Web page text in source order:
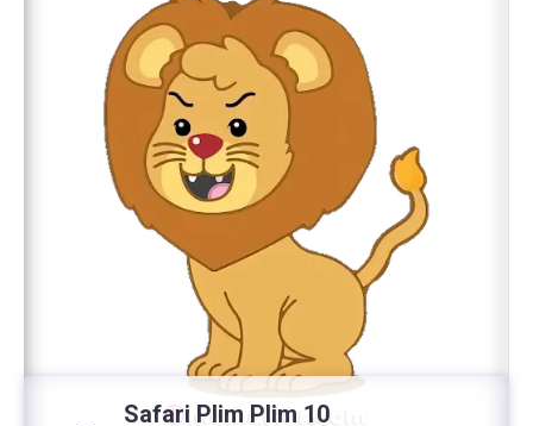
Safari Plim Plim 10